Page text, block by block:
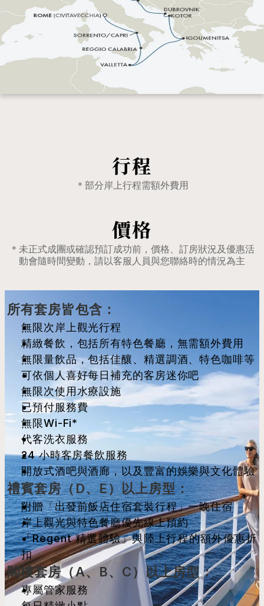
行程
＊部分岸上行程需額外費用
價格
＊未正式成團或確認預訂成功前，價格、訂房狀況及優惠活
動會隨時間變動，請以客服人員與您聯絡時的情況為主
所有套房皆包含：
無限次岸上觀光行程
精緻餐飲，包括所有特色餐廳，無需額外費用
無限量飲品，包括佳釀、精選調酒、特色咖啡等
可依個人喜好每日補充的客房迷你吧
無限次使用水療設施
已預付服務費
無限Wi-Fi*
代客洗衣服務
24 小時客房餐飲服務
開放式酒吧與酒廊，以及豐富的娛樂與文化體驗
禮賓套房（D、E）以上房型：
附贈「出發前飯店住宿套裝行程」一晚住宿
岸上觀光與特色餐廳優先線上預約
「Regent 精選體驗」與陸上行程的額外優惠折
扣
閣樓套房（A、B、C）以上房型：
專屬管家服務